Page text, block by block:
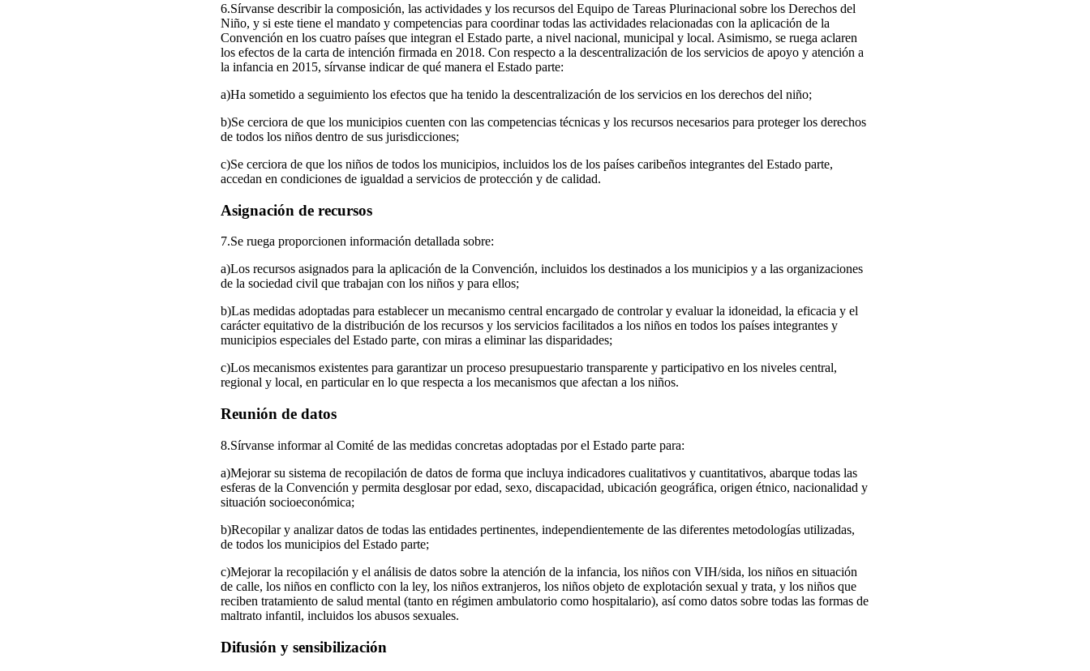
6.Sírvanse describir la composición, las actividades y los recursos del Equipo de Tareas Plurinacional sobre los Derechos del
Niño, y si este tiene el mandato y competencias para coordinar todas las actividades relacionadas con la aplicación de la
Convención en los cuatro países que integran el Estado parte, a nivel nacional, municipal y local. Asimismo, se ruega aclaren
los efectos de la carta de intención firmada en 2018. Con respecto a la descentralización de los servicios de apoyo y atención a
la infancia en 2015, sírvanse indicar de qué manera el Estado parte:
a)Ha sometido a seguimiento los efectos que ha tenido la descentralización de los servicios en los derechos del niño;
b)Se cerciora de que los municipios cuenten con las competencias técnicas y los recursos necesarios para proteger los derechos
de todos los niños dentro de sus jurisdicciones;
c)Se cerciora de que los niños de todos los municipios, incluidos los de los países caribeños integrantes del Estado parte,
accedan en condiciones de igualdad a servicios de protección y de calidad.
Asignación de recursos
7.Se ruega proporcionen información detallada sobre:
a)Los recursos asignados para la aplicación de la Convención, incluidos los destinados a los municipios y a las organizaciones
de la sociedad civil que trabajan con los niños y para ellos;
b)Las medidas adoptadas para establecer un mecanismo central encargado de controlar y evaluar la idoneidad, la eficacia y el
carácter equitativo de la distribución de los recursos y los servicios facilitados a los niños en todos los países integrantes y
municipios especiales del Estado parte, con miras a eliminar las disparidades;
c)Los mecanismos existentes para garantizar un proceso presupuestario transparente y participativo en los niveles central,
regional y local, en particular en lo que respecta a los mecanismos que afectan a los niños.
Reunión de datos
8.Sírvanse informar al Comité de las medidas concretas adoptadas por el Estado parte para:
a)Mejorar su sistema de recopilación de datos de forma que incluya indicadores cualitativos y cuantitativos, abarque todas las
esferas de la Convención y permita desglosar por edad, sexo, discapacidad, ubicación geográfica, origen étnico, nacionalidad y
situación socioeconómica;
b)Recopilar y analizar datos de todas las entidades pertinentes, independientemente de las diferentes metodologías utilizadas,
de todos los municipios del Estado parte;
c)Mejorar la recopilación y el análisis de datos sobre la atención de la infancia, los niños con VIH/sida, los niños en situación
de calle, los niños en conflicto con la ley, los niños extranjeros, los niños objeto de explotación sexual y trata, y los niños que
reciben tratamiento de salud mental (tanto en régimen ambulatorio como hospitalario), así como datos sobre todas las formas de
maltrato infantil, incluidos los abusos sexuales.
Difusión y sensibilización